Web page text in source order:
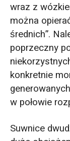
wraz z
można
średnich”.
poprzeczny
konkretnie
w połowie
Suwnice